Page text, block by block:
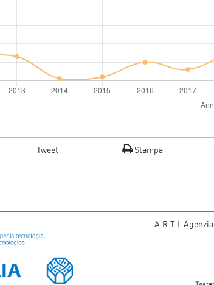
Tweet Stampa
A.R.T.I.